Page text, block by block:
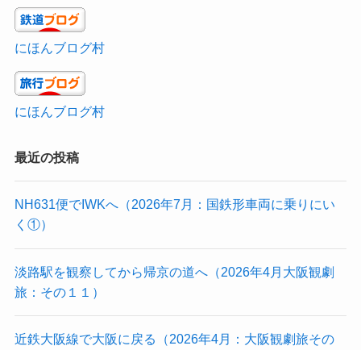
にほんブログ村
にほんブログ村
最近の投稿
NH631便でIWKへ（2026年7月：国鉄形車両に乗りにい
く①）
淡路駅を観察してから帰京の道へ（2026年4月大阪観劇
旅：その１１）
近鉄大阪線で大阪に戻る（2026年4月：大阪観劇旅その